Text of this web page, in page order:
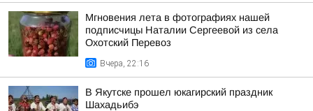
Мгновения лета в фотографиях нашей
подписчицы Наталии Сергеевой из села
Охотский Перевоз
Вчера, 22:16
В Якутске прошел юкагирский праздник
Шахадьибэ